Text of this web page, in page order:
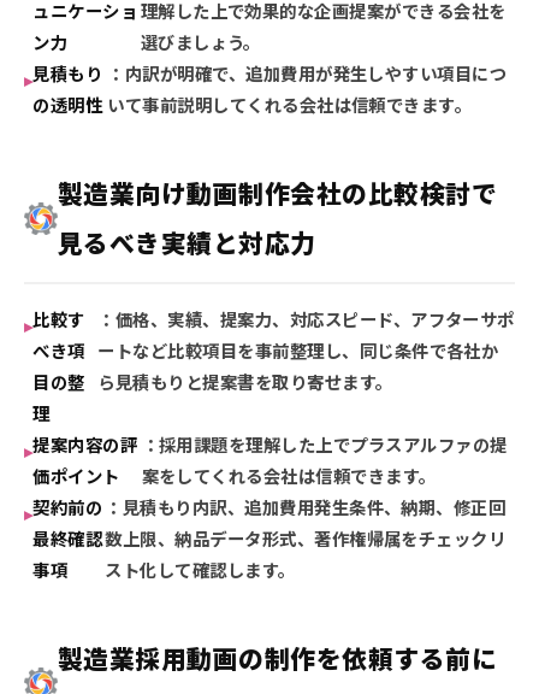
ュニケーショ
ン力
理解した上で効果的な企画提案ができる会社を
選びましょう。
見積もり
の透明性
：内訳が明確で、追加費用が発生しやすい項目につ
いて事前説明してくれる会社は信頼できます。
製造業向け動画制作会社の比較検討で
見るべき実績と対応力
比較す
べき項
目の整
理
：価格、実績、提案力、対応スピード、アフターサポ
ートなど比較項目を事前整理し、同じ条件で各社か
ら見積もりと提案書を取り寄せます。
提案内容の評
価ポイント
：採用課題を理解した上でプラスアルファの提
案をしてくれる会社は信頼できます。
契約前の
最終確認
事項
：見積もり内訳、追加費用発生条件、納期、修正回
数上限、納品データ形式、著作権帰属をチェックリ
スト化して確認します。
製造業採用動画の制作を依頼する前に